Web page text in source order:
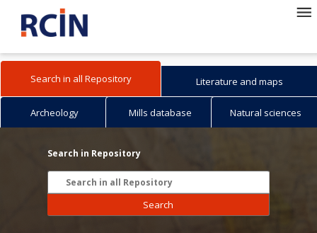
Search in all Repository Literature and maps
Archeology Mills database Natural sciences
Search in Repository
Search